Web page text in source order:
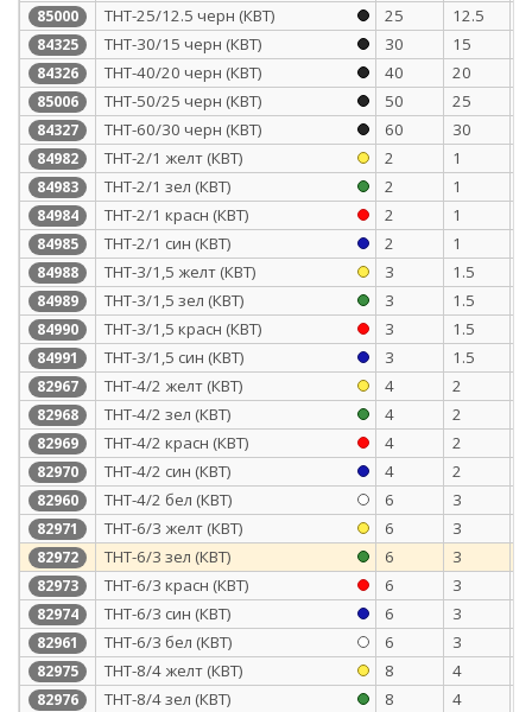
85000 ТНТ-25/12.5 черн (КВТ) 25 12.5
84325 ТНТ-30/15 черн (КВТ) 30 15
84326 ТНТ-40/20 черн (КВТ) 40 20
85006 ТНТ-50/25 черн (КВТ) 50 25
84327 ТНТ-60/30 черн (КВТ) 60 30
84982 ТНТ-2/1 желт (КВТ) 2 1
84983 ТНТ-2/1 зел (КВТ) 2 1
84984 ТНТ-2/1 красн (КВТ) 2 1
84985 ТНТ-2/1 син (КВТ) 2 1
84988 ТНТ-3/1,5 желт (КВТ) 3 1.5
84989 ТНТ-3/1,5 зел (КВТ) 3 1.5
84990 ТНТ-3/1,5 красн (КВТ) 3 1.5
84991 ТНТ-3/1,5 син (КВТ) 3 1.5
82967 ТНТ-4/2 желт (КВТ) 4 2
82968 ТНТ-4/2 зел (КВТ) 4 2
82969 ТНТ-4/2 красн (КВТ) 4 2
82970 ТНТ-4/2 син (КВТ) 4 2
82960 ТНТ-4/2 бел (КВТ) 6 3
82971 ТНТ-6/3 желт (КВТ) 6 3
82972 ТНТ-6/3 зел (КВТ) 6 3
82973 ТНТ-6/3 красн (КВТ) 6 3
82974 ТНТ-6/3 син (КВТ) 6 3
82961 ТНТ-6/3 бел (КВТ) 6 3
82975 ТНТ-8/4 желт (КВТ) 8 4
82976 ТНТ-8/4 зел (КВТ) 8 4